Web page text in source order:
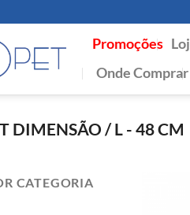
Promoções
Onde Comprar
DIMENSÃO/L - 48 CM
CATEGORIA